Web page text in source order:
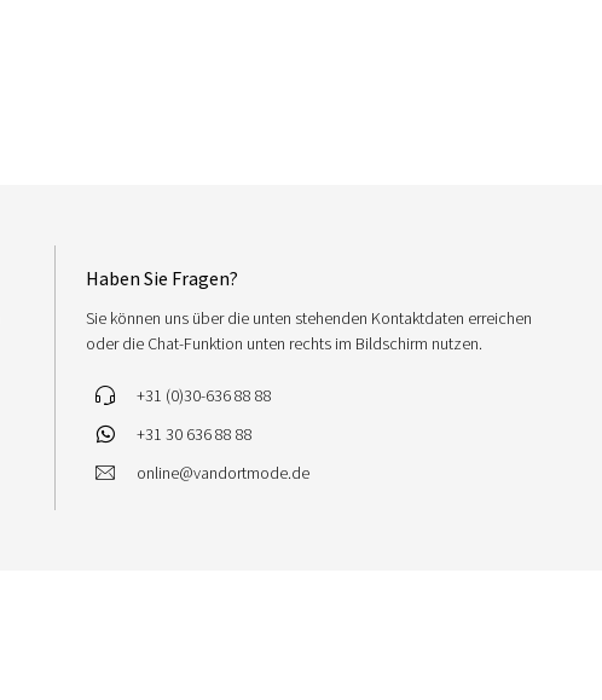
Haben Sie Fragen?
Sie können uns über die unten stehenden Kontaktdaten erreichen
oder die Chat-Funktion unten rechts im Bildschirm nutzen.
+31 (0)30-636 88 88
+31 30 636 88 88
online@vandortmode.de